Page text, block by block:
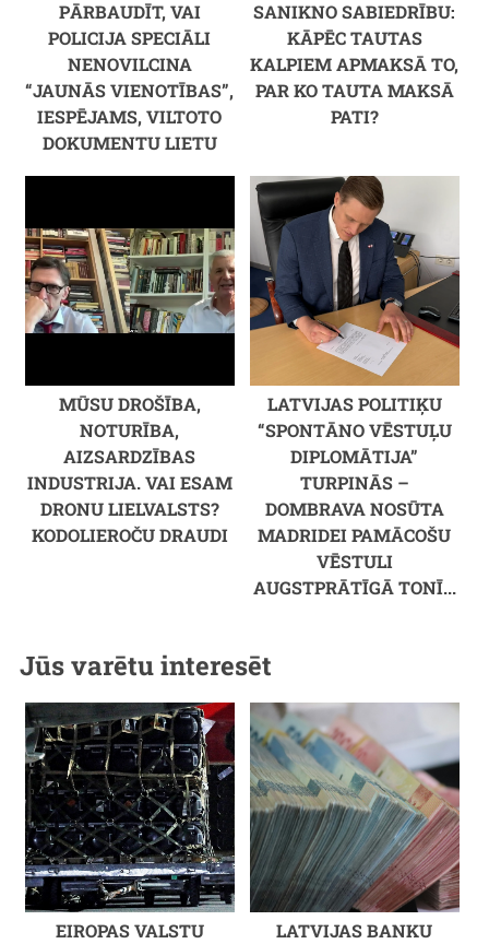
PĀRBAUDĪT, VAI
POLICIJA SPECIĀLI
NENOVILCINA
“JAUNĀS VIENOTĪBAS”,
IESPĒJAMS, VILTOTO
DOKUMENTU LIETU
SANIKNO SABIEDRĪBU:
KĀPĒC TAUTAS
KALPIEM APMAKSĀ TO,
PAR KO TAUTA MAKSĀ
PATI?
MŪSU DROŠĪBA,
NOTURĪBA,
AIZSARDZĪBAS
INDUSTRIJA. VAI ESAM
DRONU LIELVALSTS?
KODOLIEROČU DRAUDI
LATVIJAS POLITIĶU
“SPONTĀNO VĒSTUĻU
DIPLOMĀTIJA”
TURPINĀS –
DOMBRAVA NOSŪTA
MADRIDEI PAMĀCOŠU
VĒSTULI
AUGSTPRĀTĪGĀ TONĪ...
Jūs varētu interesēt
EIROPAS VALSTU
LATVIJAS BANKU